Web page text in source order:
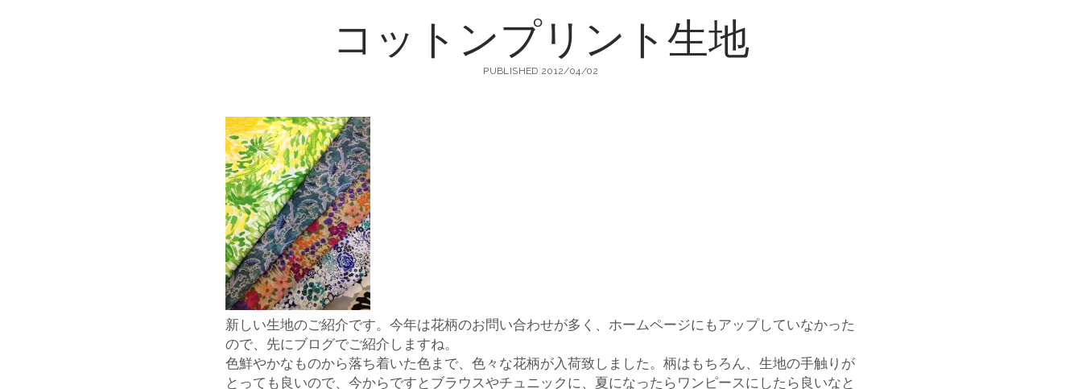
町
生
地
店
輸
コットンプリント生地
PUBLISHED 2012/04/02
新しい生地のご紹介です。今年は花柄のお問い合わせが多く、ホームページにもアップしていなかった
ので、先にブログでご紹介しますね。
色鮮やかなものから落ち着いた色まで、色々な花柄が入荷致しました。柄はもちろん、生地の手触りが
とっても良いので、今からですとブラウスやチュニックに、夏になったらワンピースにしたら良いなと